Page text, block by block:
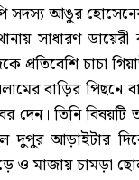
সদস্য আঙুর
সাধারণ ডায়েরী
চাচা
বাড়ির পিছনে
দেন। তিনি
দুপুর আড়াইটার
ও মাজায় চামড়া